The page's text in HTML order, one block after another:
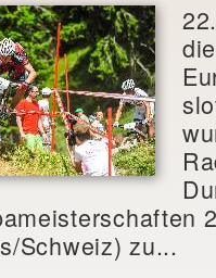
Schweiz) zu...